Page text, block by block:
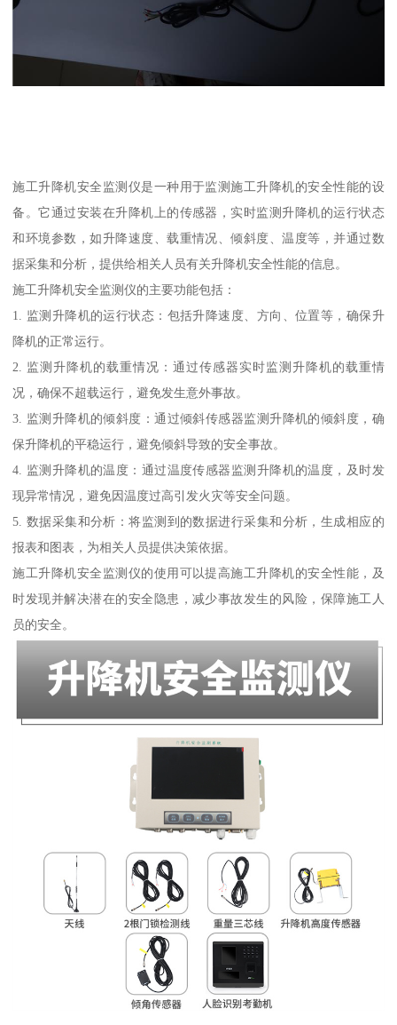
施工升降机安全监测仪是一种用于监测施工升降机的安全性能的设
备。它通过安装在升降机上的传感器，实时监测升降机的运行状态
和环境参数，如升降速度、载重情况、倾斜度、温度等，并通过数
据采集和分析，提供给相关人员有关升降机安全性能的信息。
施工升降机安全监测仪的主要功能包括：
1. 监测升降机的运行状态：包括升降速度、方向、位置等，确保升
降机的正常运行。
2. 监测升降机的载重情况：通过传感器实时监测升降机的载重情
况，确保不超载运行，避免发生意外事故。
3. 监测升降机的倾斜度：通过倾斜传感器监测升降机的倾斜度，确
保升降机的平稳运行，避免倾斜导致的安全事故。
4. 监测升降机的温度：通过温度传感器监测升降机的温度，及时发
现异常情况，避免因温度过高引发火灾等安全问题。
5. 数据采集和分析：将监测到的数据进行采集和分析，生成相应的
报表和图表，为相关人员提供决策依据。
施工升降机安全监测仪的使用可以提高施工升降机的安全性能，及
时发现并解决潜在的安全隐患，减少事故发生的风险，保障施工人
员的安全。